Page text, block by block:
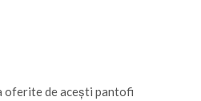
oferite de acești pantofi